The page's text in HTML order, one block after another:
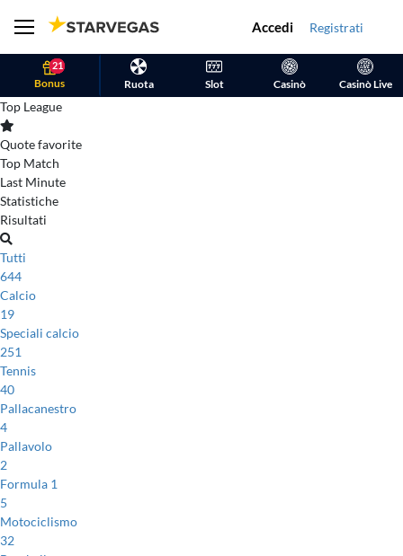
Accedi Registrati
21
Bonus Ruota Slot Casinò Casinò Live
Top League
Quote favorite
Top Match
Last Minute
Statistiche
Risultati
Tutti
644
Calcio
19
Speciali calcio
251
Tennis
40
Pallacanestro
4
Pallavolo
2
Formula 1
5
Motociclismo
32